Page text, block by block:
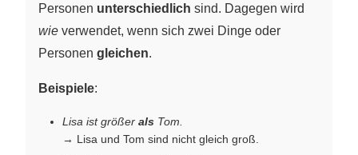
Personen unterschiedlich sind. Dagegen wird
wie verwendet, wenn sich zwei Dinge oder
Personen gleichen.
Beispiele:
Lisa ist größer als Tom.
→ Lisa und Tom sind nicht gleich groß.